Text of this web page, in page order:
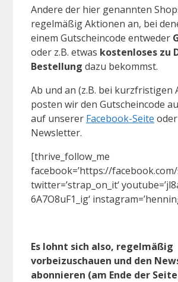
Andere der hier genannten
regelmäßig Aktionen an, bei
einem Gutscheincode entweder
oder z.B. etwas kostenloses zu
Bestellung dazu bekommst.
Ab und an (z.B. bei kurzfristigen
posten wir den Gutscheincode
auf unserer Facebook-Seite
Newsletter.
[thrive_follow_me
facebook=’https://
twitter=’strap_on_it‘
6A7O8uF1_ig‘
Es lohnt sich also, regelmäßig
vorbeizuschauen und den
abonnieren (am Ende der